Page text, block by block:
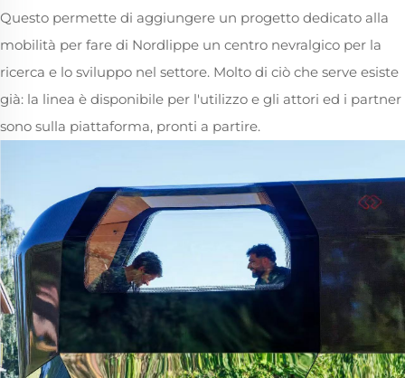
Questo permette di aggiungere un progetto dedicato alla
mobilità per fare di Nordlippe un centro nevralgico per la
ricerca e lo sviluppo nel settore. Molto di ciò che serve esiste
già: la linea è disponibile per l'utilizzo e gli attori ed i partner
sono sulla piattaforma, pronti a partire.